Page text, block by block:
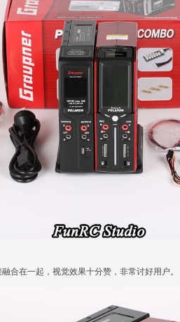
合在一起，视觉效果十分赞，非常讨好用户。